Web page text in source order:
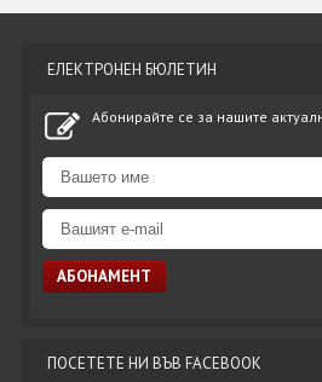
ЕЛЕКТРОНЕН БЮЛЕТИН
Абонирайте се за нашите
ПОСЕТЕТЕ НИ ВЪВ FACEBOOK